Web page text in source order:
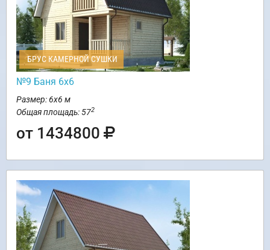
БРУС КАМЕРНОЙ СУШКИ
№9 Баня 6х6
Размер: 6х6 м
Общая площадь: 572
от 1434800